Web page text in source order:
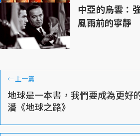
中亞的烏雲：
風雨前的寧靜
← 上一篇
地球是一本書，我們要成為更好
潘《地球之路》